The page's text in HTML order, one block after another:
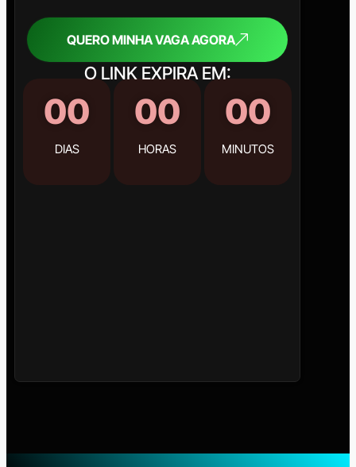
QUERO MINHA VAGA AGORA
O LINK EXPIRA EM:
00
DIAS
00
HORAS
00
MINUTOS